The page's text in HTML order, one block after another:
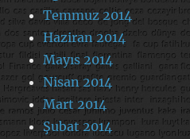
Temmuz 2014
Haziran 2014
Mayıs 2014
Nisan 2014
Mart 2014
Şubat 2014